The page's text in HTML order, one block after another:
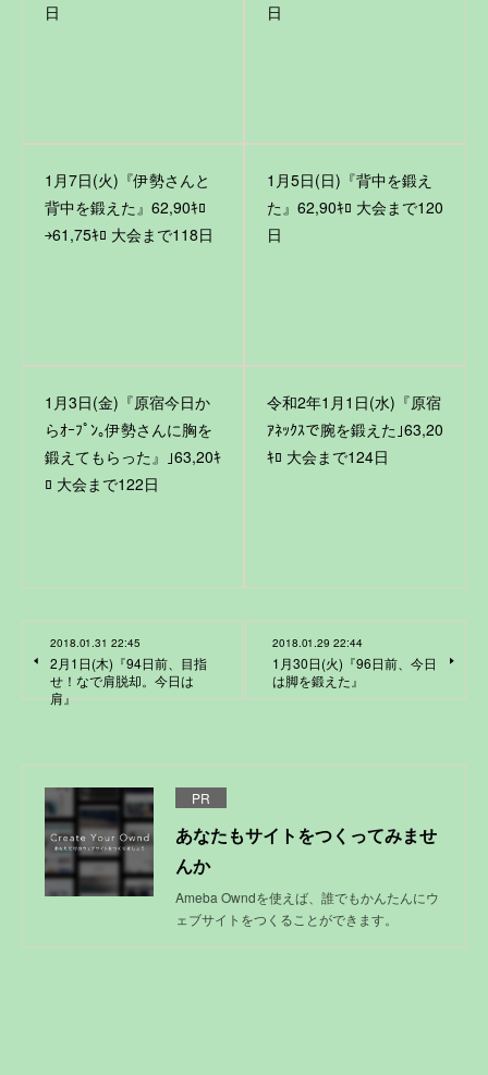
日
日
1月7日(火)『伊勢さんと
背中を鍛えた』62,90ｷﾛ
￫61,75ｷﾛ 大会まで118日
1月5日(日)『背中を鍛え
た』62,90ｷﾛ 大会まで120
日
1月3日(金)『原宿今日か
らｵｰﾌﾟﾝ｡伊勢さんに胸を
鍛えてもらった』｣63,20ｷ
ﾛ 大会まで122日
令和2年1月1日(水)『原宿
ｱﾈｯｸｽで腕を鍛えた｣63,20
ｷﾛ 大会まで124日
2018.01.31 22:45
2月1日(木)『94日前、目指
せ！なで肩脱却。今日は
肩』
2018.01.29 22:44
1月30日(火)『96日前、今日
は脚を鍛えた』
PR
あなたもサイトをつくってみませ
んか
Ameba Owndを使えば、誰でもかんたんにウ
ェブサイトをつくることができます。